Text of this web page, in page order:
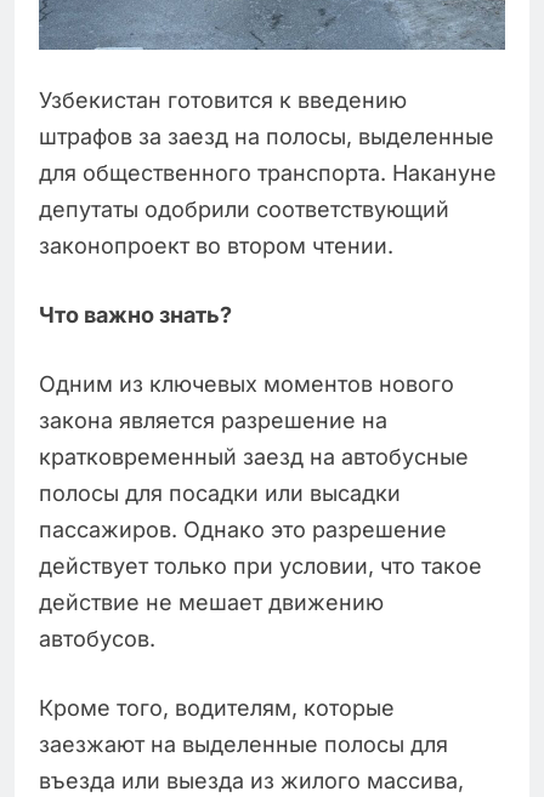
Узбекистан готовится к введению
штрафов за заезд на полосы, выделенные
для общественного транспорта. Накануне
депутаты одобрили соответствующий
законопроект во втором чтении.
Что важно знать?
Одним из ключевых моментов нового
закона является разрешение на
кратковременный заезд на автобусные
полосы для посадки или высадки
пассажиров. Однако это разрешение
действует только при условии, что такое
действие не мешает движению
автобусов.
Кроме того, водителям, которые
заезжают на выделенные полосы для
въезда или выезда из жилого массива,